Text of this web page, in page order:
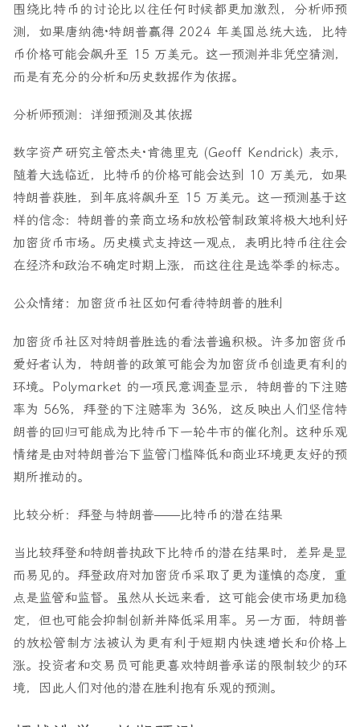
围绕比特币的讨论比以往任何时候都更加激烈，分析师预
测，如果唐纳德·特朗普赢得 2024 年美国总统大选，比特
币价格可能会飙升至 15 万美元。这一预测并非凭空猜测，
而是有充分的分析和历史数据作为依据。
分析师预测：详细预测及其依据
数字资产研究主管杰夫·肯德里克 (Geoff Kendrick) 表示，
随着大选临近，比特币的价格可能会达到 10 万美元，如果
特朗普获胜，到年底将飙升至 15 万美元。这一预测基于这
样的信念：特朗普的亲商立场和放松管制政策将极大地利好
加密货币市场。历史模式支持这一观点，表明比特币往往会
在经济和政治不确定时期上涨，而这往往是选举季的标志。
公众情绪：加密货币社区如何看待特朗普的胜利
加密货币社区对特朗普胜选的看法普遍积极。许多加密货币
爱好者认为，特朗普的政策可能会为加密货币创造更有利的
环境。Polymarket 的一项民意调查显示，特朗普的下注赔
率为 56%，拜登的下注赔率为 36%，这反映出人们坚信特
朗普的回归可能成为比特币下一轮牛市的催化剂。这种乐观
情绪是由对特朗普治下监管门槛降低和商业环境更友好的预
期所推动的。
比较分析：拜登与特朗普——比特币的潜在结果
当比较拜登和特朗普执政下比特币的潜在结果时，差异是显
而易见的。拜登政府对加密货币采取了更为谨慎的态度，重
点是监管和监督。虽然从长远来看，这可能会使市场更加稳
定，但也可能会抑制创新并降低采用率。另一方面，特朗普
的放松管制方法被认为更有利于短期内快速增长和价格上
涨。投资者和交易员可能更喜欢特朗普承诺的限制较少的环
境，因此人们对他的潜在胜利抱有乐观的预测。